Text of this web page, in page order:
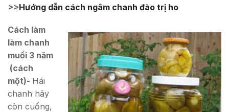
>>Hướng dẫn cách ngâm chanh đào trị ho
Cách làm
làm chanh
muối 3 năm
(cách
một)- Hái
chanh hãy
còn cuống,